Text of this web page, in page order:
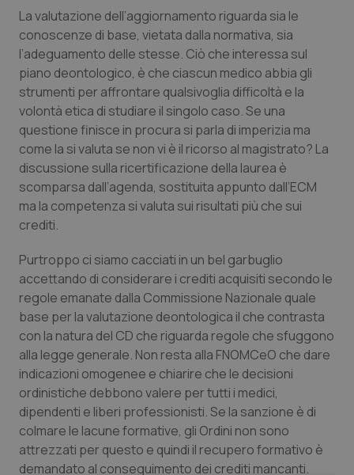
Tumori gastrointestinali
Ulcera & Reflusso
Vaccini
La valutazione dell’aggiornamento riguarda sia le
conoscenze di base, vietata dalla normativa, sia
l’adeguamento delle stesse. Ciò che interessa sul
piano deontologico, è che ciascun medico abbia gli
strumenti per affrontare qualsivoglia difficoltà e la
volontà etica di studiare il singolo caso. Se una
questione finisce in procura si parla di imperizia ma
come la si valuta se non vi è il ricorso al magistrato? La
discussione sulla ricertificazione della laurea è
scomparsa dall’agenda, sostituita appunto dall’ECM
ma la competenza si valuta sui risultati più che sui
crediti.
Purtroppo ci siamo cacciati in un bel garbuglio
accettando di considerare i crediti acquisiti secondo le
regole emanate dalla Commissione Nazionale quale
base per la valutazione deontologica il che contrasta
con la natura del CD che riguarda regole che sfuggono
alla legge generale. Non resta alla FNOMCeO che dare
indicazioni omogenee e chiarire che le decisioni
ordinistiche debbono valere per tutti i medici,
dipendenti e liberi professionisti. Se la sanzione è di
colmare le lacune formative, gli Ordini non sono
attrezzati per questo e quindi il recupero formativo è
demandato al conseguimento dei crediti mancanti.